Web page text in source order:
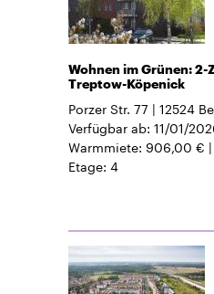
Wohnen im Grünen:
Treptow-Köpenick
Porzer Str. 77 12524
Verfügbar ab 11/01/
Warmmiete 906,00 €
Etage 4